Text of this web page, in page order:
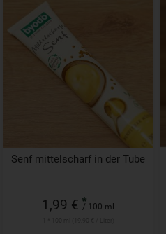
Senf mittelscharf in der Tube
1,99 € *
/ 100 ml